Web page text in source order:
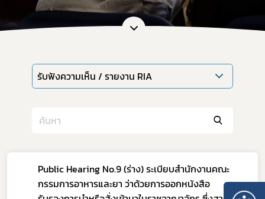
รับฟังความเห็น / รายงาน RIA
Public Hearing No.9 (ร่าง) ระเบียบสำนักงานคณะ
กรรมการอาหารและยา ว่าด้วยการออกหนังสือ